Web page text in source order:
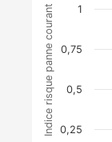
Indice risque panne courant 0,25
0,5
0,75
1